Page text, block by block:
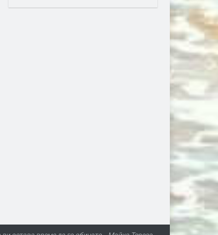
Сеута след трагедията:
виновен – Испания,